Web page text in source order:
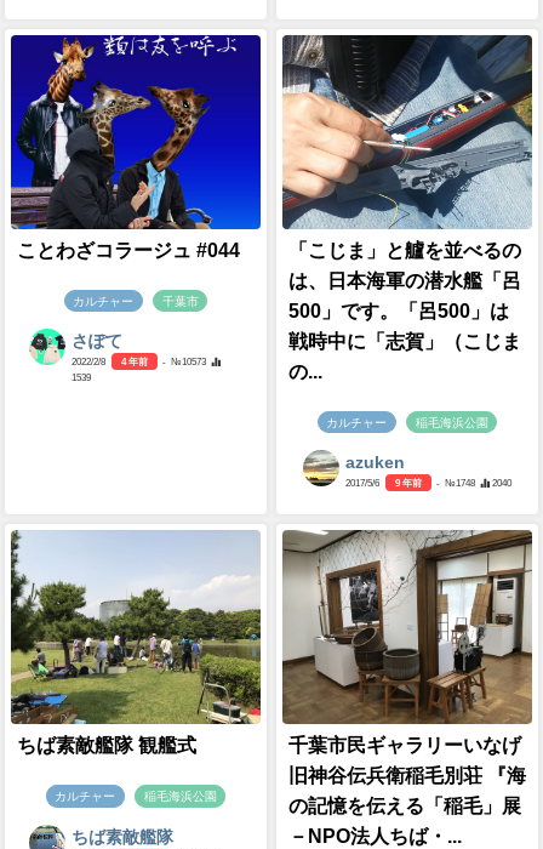
ことわざコラージュ #044
カルチャー 千葉市
さぽて
2022/2/8 4 年前
- №10573
1539
「こじま」と艫を並べるの
は、日本海軍の潜水艦「呂
500」です。「呂500」は
戦時中に「志賀」（こじま
の...
カルチャー 稲毛海浜公園
azuken
2017/5/6 9 年前 - №1748 2040
ちば素敵艦隊 観艦式
カルチャー 稲毛海浜公園
ちば素敵艦隊
千葉市民ギャラリーいなげ
旧神谷伝兵衛稲毛別荘 『海
の記憶を伝える「稲毛」展
－NPO法人ちば・...